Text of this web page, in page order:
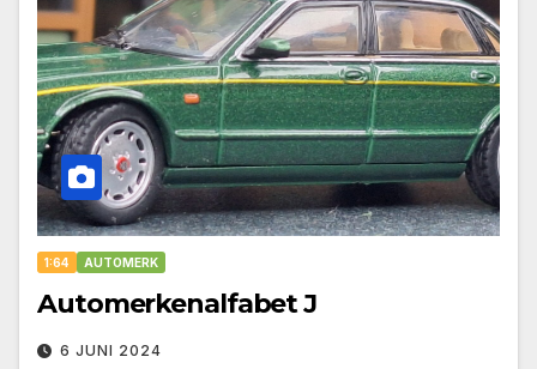
1:64 AUTOMERK
Automerkenalfabet J
6 JUNI 2024